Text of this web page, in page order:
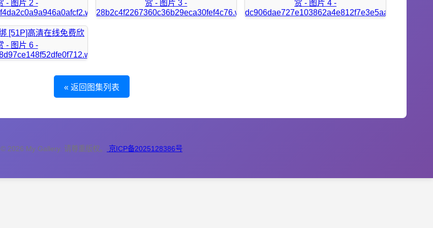
« 返回图集列表
© 2026 My Gallery. 请尊重版权。 京ICP备2025128386号